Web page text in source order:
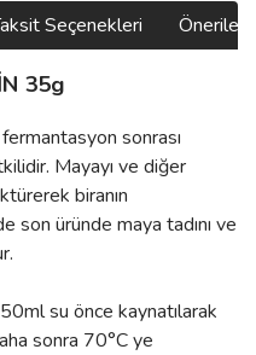
Seçenekleri
35g
sonrası
Mayayı ve diğer
biranın
son üründe maya tadını ve
su önce kaynatılarak
sonra 70°C ye